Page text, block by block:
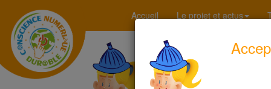
Accueil Le projet et actus
Vous êtes dans l'espace
recherche sur mesure est en